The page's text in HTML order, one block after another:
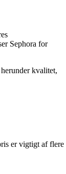
Sephora for
kvalitet,
er vigtigt af flere